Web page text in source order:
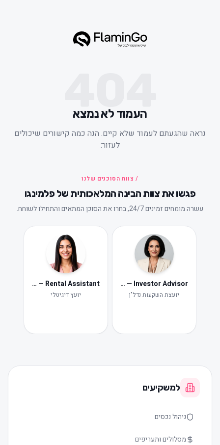
העמוד לא נמצא
שהגעתם לעמוד שלא קיים. הנה כמה קישורים שיכולים
לעזור:
/ צוות הסוכנים שלנו
פגשו את צוות הבינה המלאכותית של פלמינגו
עשרה מומחים זמינים 24/7, בחרו את הסוכן המתאים והתחילו לשוחח.
Iris — Investor Advisor
יועצת השקעות נדל"ן
Neta — Rental Assistant
יועץ דיגיטלי
למשקיעים
ניהול נכסים
מסלולים ותעריפים